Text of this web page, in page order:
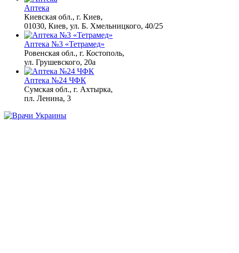
Аптека
Киевская обл., г. Киев,
01030, Киев, ул. Б. Хмельницкого, 40/25
Аптека №3 «Тетрамед»
Ровенская обл., г. Костополь,
ул. Грушевского, 20а
Аптека №24 ЧФК
Сумская обл., г. Ахтырка,
пл. Ленина, 3